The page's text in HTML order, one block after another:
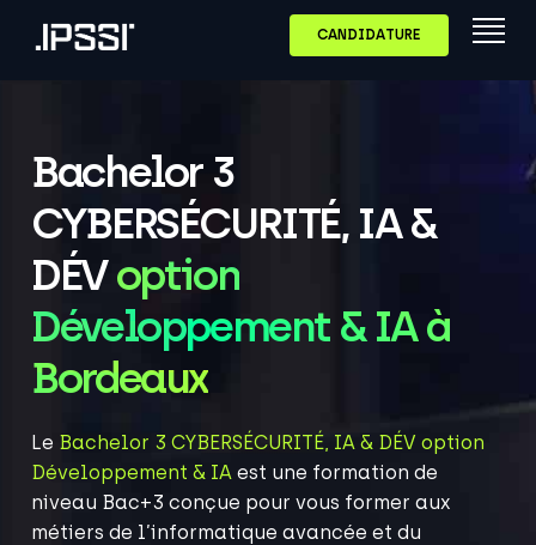
CANDIDATURE
Bachelor 3
CYBERSÉCURITÉ, IA &
DÉVoption
Développement & IA à
Bordeaux
Le Bachelor 3 CYBERSÉCURITÉ, IA & DÉV option
Développement & IA est une formation de
niveau Bac+3 conçue pour vous former aux
métiers de l’informatique avancée et du